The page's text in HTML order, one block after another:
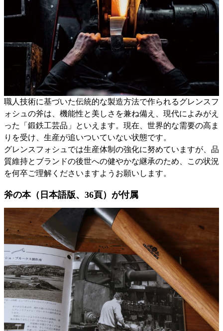
職人技術に基づいた伝統的な製造方法で作られるグレンスフ
ォシュの斧は、機能性と美しさを兼ね備え、現代によみがえ
った「鍛鉄工芸品」といえます。現在、世界的な需要の高ま
りを受け、生産が追いついていない状態です。
グレンスフォシュでは生産体制の強化に努めていますが、品
質維持とブランドの後世への健やかな継承のため、この状況
を何卒ご理解くださいますようお願いします。
斧の本（日本語版、36頁）が付属